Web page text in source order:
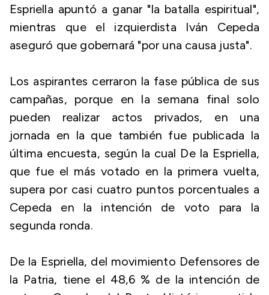
Espriella apuntó a ganar "la batalla espiritual",
mientras que el izquierdista Iván Cepeda
aseguró que gobernará "por una causa justa".
Los aspirantes cerraron la fase pública de sus
campañas, porque en la semana final solo
pueden realizar actos privados, en una
jornada en la que también fue publicada la
última encuesta, según la cual De la Espriella,
que fue el más votado en la primera vuelta,
supera por casi cuatro puntos porcentuales a
Cepeda en la intención de voto para la
segunda ronda.
De la Espriella, del movimiento Defensores de
la Patria, tiene el 48,6 % de la intención de